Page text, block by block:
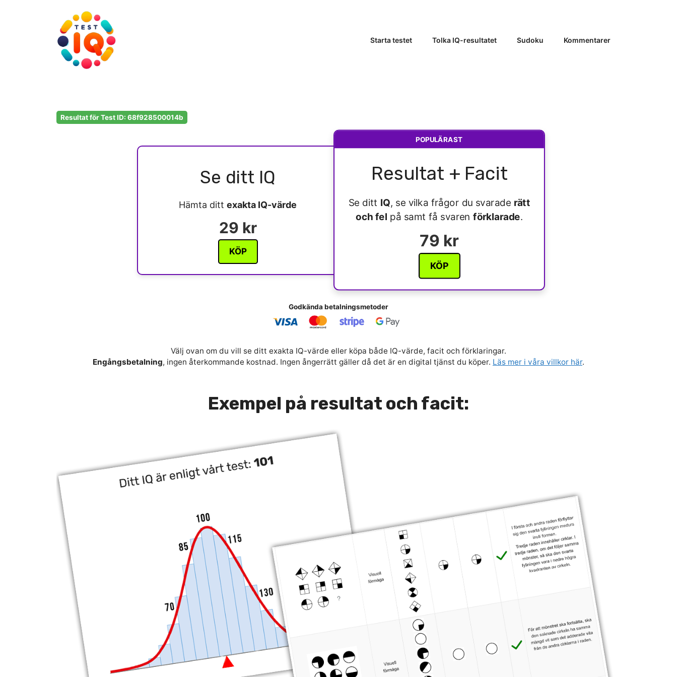
Starta testet Tolka IQ-resultatet Sudoku Kommentarer
Resultat för Test ID: 68f928500014b
Se ditt IQ
Hämta ditt exakta IQ-värde
29 kr
KÖP
POPULÄRAST
Resultat + Facit
Se ditt IQ, se vilka frågor du svarade rätt
och fel på samt få svarenförklarade.
79 kr
KÖP
Godkända betalningsmetoder
Välj ovan om du vill se ditt exakta IQ-värde eller köpa både IQ-värde, facit och förklaringar.
Engångsbetalning, ingen återkommande kostnad. Ingen ångerrätt gäller då det är en digital tjänst du köper. Läs mer i våra villkor här.
Exempel på resultat och facit: